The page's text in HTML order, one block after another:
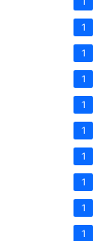
1
1
1
1
1
1
1
1
1